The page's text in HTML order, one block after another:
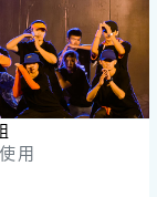
用